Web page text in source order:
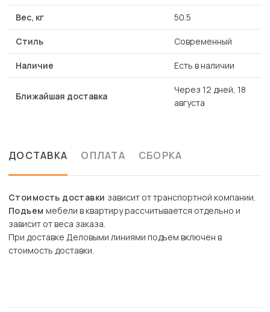
Вес, кг 50.5
Стиль Современный
Наличие Есть в наличии
Ближайшая доставка
Через 12 дней, 18
августа
ДОСТАВКА ОПЛАТА СБОРКА
Стоимость доставки зависит от транспортной компании.
Подъем мебели в квартиру рассчитывается отдельно и
зависит от веса заказа.
При доставке Деловыми линиями подъем включен в
стоимость доставки.